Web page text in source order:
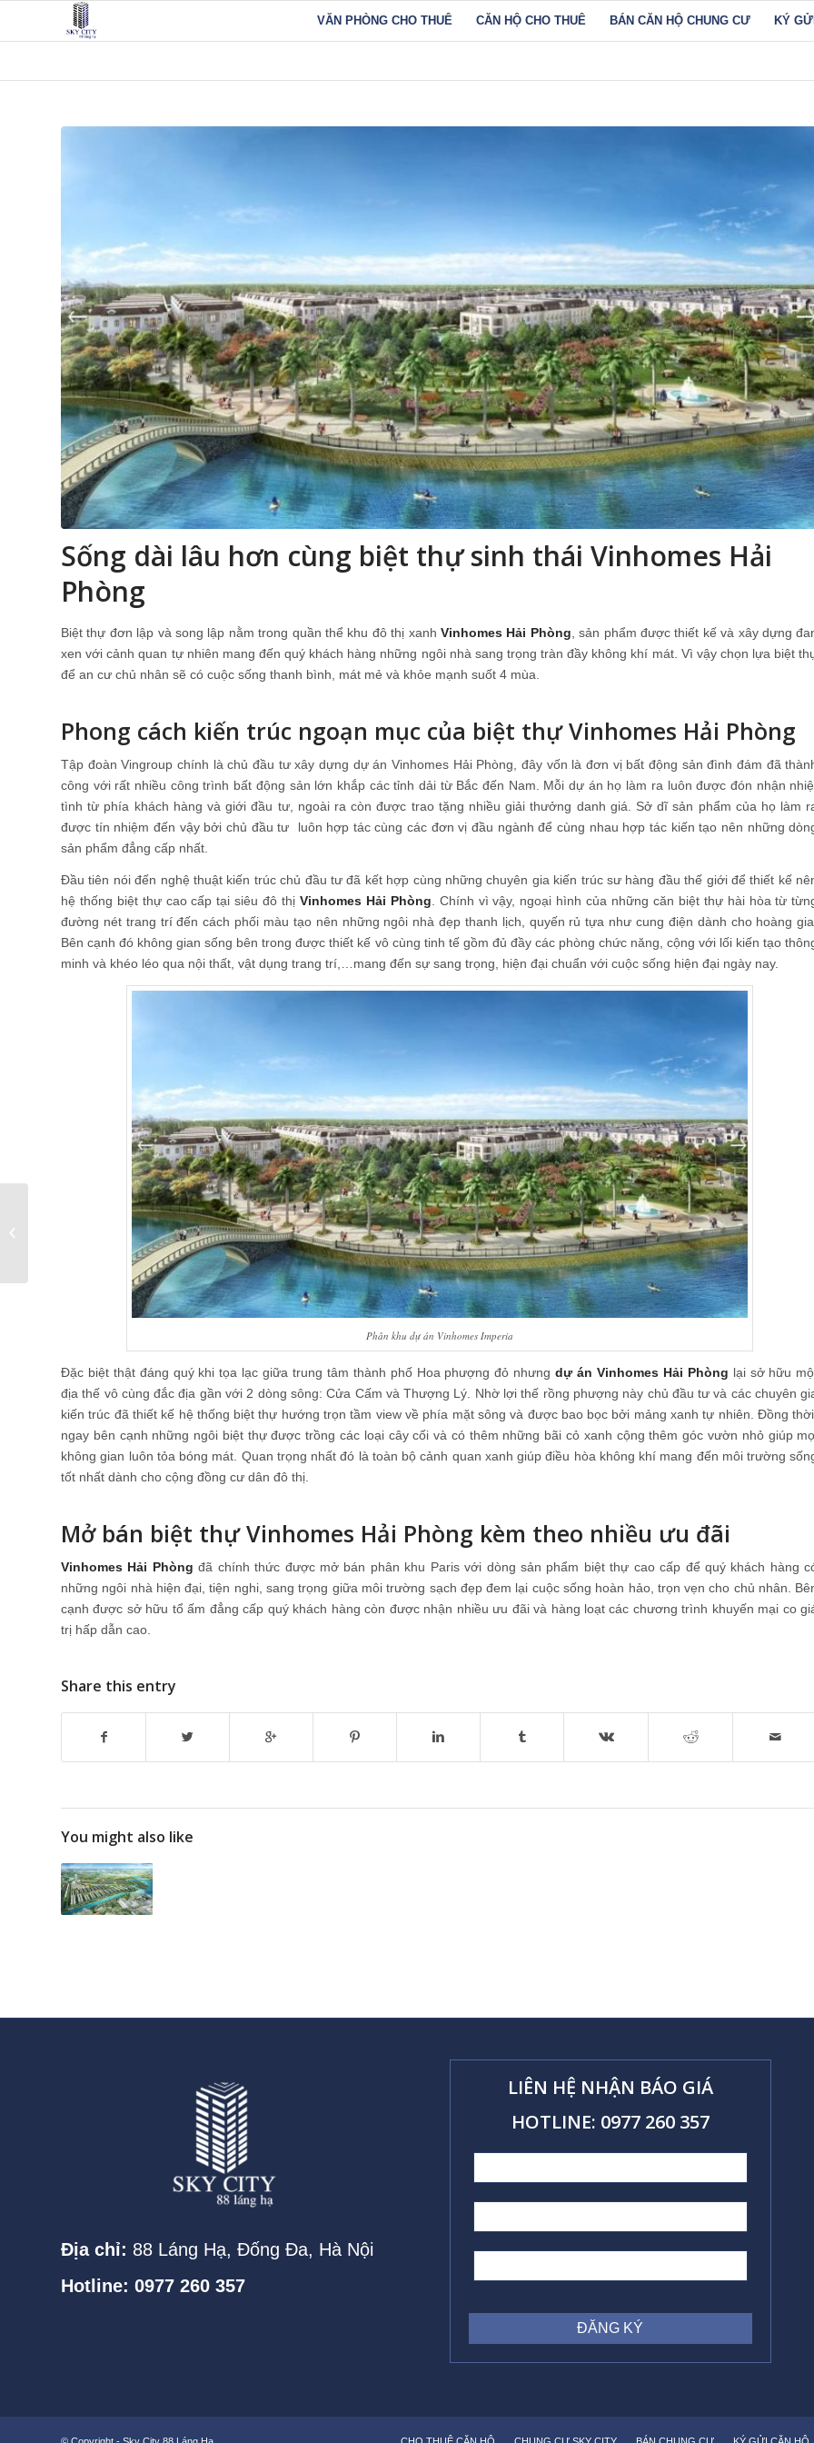
VĂN PHÒNG CHO THUÊ CĂN HỘ CHO THUÊ BÁN CĂN HỘ CHUNG CƯ KÝ
Sống dài lâu hơn cùng biệt thự sinh thái Vinhomes Hải
Phòng
Biệt thự đơn lập và song lập nằm trong quần thể khu đô thị xanh Vinhomes Hải Phòng , sản phẩm được thiết kế và xây dựng
xen với cảnh quan tự nhiên mang đến quý khách hàng những ngôi nhà sang trọng tràn đầy không khí mát. Vì vậy chọn lựa biệt
để an cư chủ nhân sẽ có cuộc sống thanh bình, mát mẻ và khỏe mạnh suốt 4 mùa.
Phong cách kiến trúc ngoạn mục của biệt thự Vinhomes Hải Phòng
Tập đoàn Vingroup chính là chủ đầu tư xây dựng dự án Vinhomes Hải Phòng, đây vốn là đơn vị bất động sản đình đám đã
công với rất nhiều công trình bất động sản lớn khắp các tỉnh dải từ Bắc đến Nam. Mỗi dự án họ làm ra luôn được đón nhận
tình từ phía khách hàng và giới đầu tư, ngoài ra còn được trao tặng nhiều giải thưởng danh giá. Sở dĩ sản phẩm của họ làm
được tín nhiệm đến vậy bởi chủ đầu tư luôn hợp tác cùng các đơn vị đầu ngành để cùng nhau hợp tác kiến tạo nên những
sản phẩm đẳng cấp nhất.
Đầu tiên nói đến nghệ thuật kiến trúc chủ đầu tư đã kết hợp cùng những chuyên gia kiến trúc sư hàng đầu thế giới để thiết kế
hệ thống biệt thự cao cấp tại siêu đô thị Vinhomes Hải Phòng . Chính vì vậy, ngoại hình của những căn biệt thự hài hòa từ
đường nét trang trí đến cách phối màu tạo nên những ngôi nhà đẹp thanh lịch, quyến rủ tựa như cung điện dành cho hoàng gia.
Bên cạnh đó không gian sống bên trong được thiết kế vô cùng tinh tế gồm đủ đầy các phòng chức năng, cộng với lối kiến tạo
minh và khéo léo qua nội thất, vật dụng trang trí,…mang đến sự sang trọng, hiện đại chuẩn với cuộc sống hiện đại ngày nay.
Phân khu dự án Vinhomes Imperia
Đặc biệt thật đáng quý khi tọa lạc giữa trung tâm thành phố Hoa phượng đỏ nhưngdự án Vinhomes Hải Phòng lại sở hữu
địa thế vô cùng đắc địa gần với 2 dòng sông: Cửa Cấm và Thượng Lý. Nhờ lợi thế rồng phượng này chủ đầu tư và các chuyên
kiến trúc đã thiết kế hệ thống biệt thự hướng trọn tầm view về phía mặt sông và được bao bọc bởi mảng xanh tự nhiên. Đồng thời,
ngay bên cạnh những ngôi biệt thự được trồng các loại cây cối và có thêm những bãi cỏ xanh cộng thêm góc vườn nhỏ giúp
không gian luôn tỏa bóng mát. Quan trọng nhất đó là toàn bộ cảnh quan xanh giúp điều hòa không khí mang đến môi trường
tốt nhất dành cho cộng đồng cư dân đô thị.
Mở bán biệt thự Vinhomes Hải Phòng kèm theo nhiều ưu đãi
Vinhomes Hải Phòng đã chính thức được mở bán phân khu Paris với dòng sản phẩm biệt thự cao cấp để quý khách hàng
những ngôi nhà hiện đại, tiện nghi, sang trọng giữa môi trường sạch đẹp đem lại cuộc sống hoàn hảo, trọn vẹn cho chủ nhân.
cạnh được sở hữu tổ ấm đẳng cấp quý khách hàng còn được nhận nhiều ưu đãi và hàng loạt các chương trình khuyến mại co
trị hấp dẫn cao.
Share this entry
You might also like
Địa chỉ: 88 Láng Hạ, Đống Đa, Hà Nội
Hotline: 0977 260 357
LIÊN HỆ NHẬN BÁO GIÁ
HOTLINE: 0977 260 357
© Copyright - Sky City 88 Láng Hạ CHO THUÊ CĂN HỘ CHUNG CƯ SKY CITY BÁN CHUNG CƯ KÝ GỬI CĂN HỘ
Đâu là lý do để chọn
Square Nha Trang?